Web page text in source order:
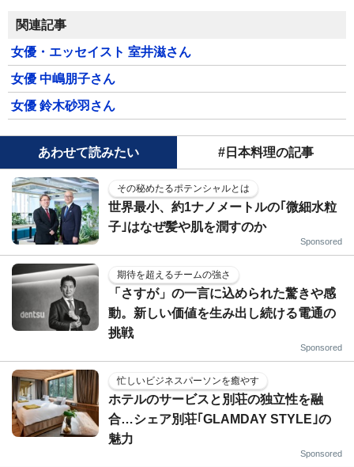
関連記事
女優・エッセイスト 室井滋さん
女優 中嶋朋子さん
女優 鈴木砂羽さん
あわせて読みたい #日本料理の記事
その秘めたるポテンシャルとは
世界最小、約1ナノメートルの｢微細水粒
子｣はなぜ髪や肌を潤すのか
Sponsored
期待を超えるチームの強さ
「さすが」の一言に込められた驚きや感
動。新しい価値を生み出し続ける電通の
挑戦
Sponsored
忙しいビジネスパーソンを癒やす
ホテルのサービスと別荘の独立性を融
合…シェア別荘｢GLAMDAY STYLE｣の
魅力
Sponsored